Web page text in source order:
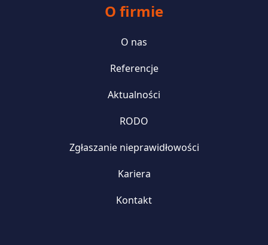
O firmie
O nas
Referencje
Aktualności
RODO
Zgłaszanie nieprawidłowości
Kariera
Kontakt